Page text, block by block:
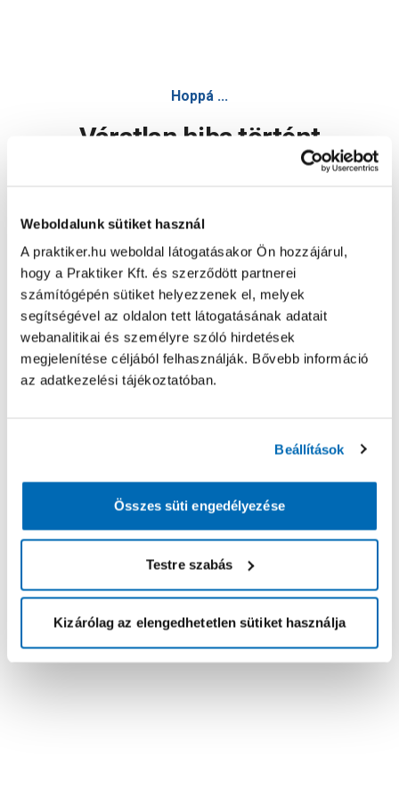
Weboldalunk sütiket használ
A praktiker.hu weboldal látogatásakor Ön hozzájárul,
hogy a Praktiker Kft. és szerződött partnerei
számítógépén sütiket helyezzenek el, melyek
segítségével az oldalon tett látogatásának adatait
webanalitikai és személyre szóló hirdetések
megjelenítése céljából felhasználják. Bővebb információ
az adatkezelési tájékoztatóban.
Beállítások
Összes süti engedélyezése
Testre szabás
Kizárólag az elengedhetetlen sütiket használja
Hoppá ...
Váratlan hiba történt
Oldal újratöltése